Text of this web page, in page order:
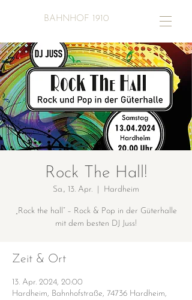
BAHNHOF 1910
Rock The Hall!
Sa., 13. Apr. Hardheim
„Rock the hall“ – Rock & Pop in der Güterhalle
mit dem besten DJ Juss!
Zeit & Ort
13. Apr. 2024, 20:00
Hardheim, Bahnhofstraße, 74736 Hardheim,